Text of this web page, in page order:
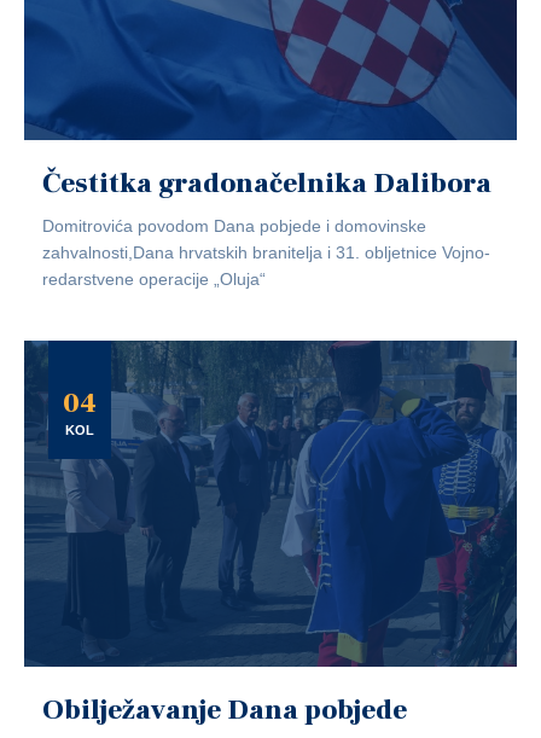
Čestitka gradonačelnika Dalibora
Domitrovića povodom Dana pobjede i domovinske
zahvalnosti,Dana hrvatskih branitelja i 31. obljetnice Vojno-
redarstvene operacije „Oluja“
04
KOL
Obilježavanje Dana pobjede